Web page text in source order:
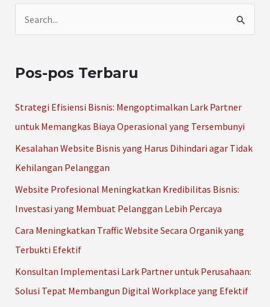
iPos-pos Terbaru
Strategi Efisiensi Bisnis: Mengoptimalkan Lark Partner
untuk Memangkas Biaya Operasional yang Tersembunyi
Kesalahan Website Bisnis yang Harus Dihindari agar Tidak
Kehilangan Pelanggan
Website Profesional Meningkatkan Kredibilitas Bisnis:
Investasi yang Membuat Pelanggan Lebih Percaya
Cara Meningkatkan Traffic Website Secara Organik yang
Terbukti Efektif
Konsultan Implementasi Lark Partner untuk Perusahaan:
Solusi Tepat Membangun Digital Workplace yang Efektif